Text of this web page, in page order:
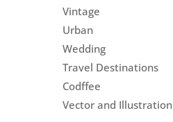
Vintage
Urban
Wedding
Travel Destinations
Codffee
Vector and Illustration